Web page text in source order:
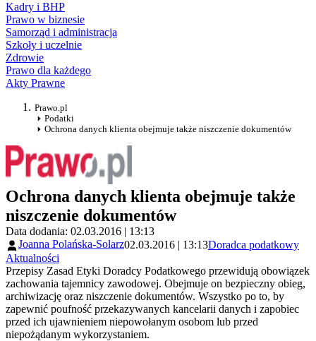
Kadry i BHP
Prawo w biznesie
Samorząd i administracja
Szkoły i uczelnie
Zdrowie
Prawo dla każdego
Akty Prawne
Prawo.pl
Podatki
Ochrona danych klienta obejmuje także niszczenie dokumentów
Ochrona danych klienta obejmuje także
niszczenie dokumentów
Data dodania: 02.03.2016 | 13:13
Joanna Polańska-Solarz02.03.2016 | 13:13Doradca podatkowy
Aktualności
Przepisy Zasad Etyki Doradcy Podatkowego przewidują obowiązek
zachowania tajemnicy zawodowej. Obejmuje on bezpieczny obieg,
archiwizację oraz niszczenie dokumentów. Wszystko po to, by
zapewnić poufność przekazywanych kancelarii danych i zapobiec
przed ich ujawnieniem niepowołanym osobom lub przed
niepożądanym wykorzystaniem.